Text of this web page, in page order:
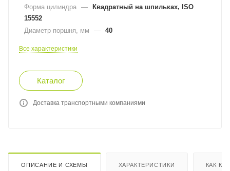
Форма цилиндра — Квадратный на шпильках, ISO
15552
Диаметр поршня, мм
— 40
Все характеристики
Каталог
Доставка транспортными компаниями
ОПИСАНИЕ И СХЕМЫ ХАРАКТЕРИСТИКИ КАК